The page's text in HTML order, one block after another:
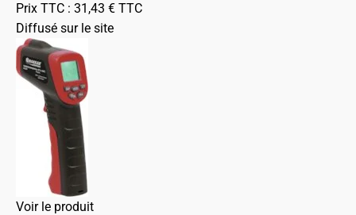
Prix TTC : 31,43 € TTC
Diffusé sur le site
Voir le produit